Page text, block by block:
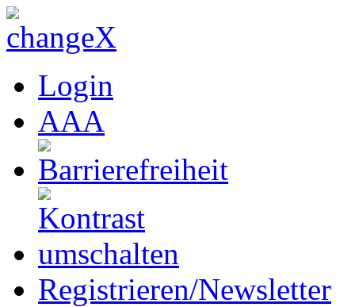
Login
AAA
Registrieren/Newsletter